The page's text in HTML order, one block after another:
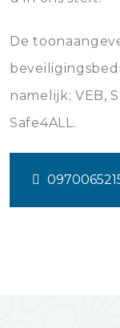
De
namelijk; VEB,
Safe4ALL.